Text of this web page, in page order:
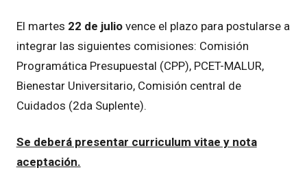
El martes 22 de juliovence el plazo para postularse a
integrar las siguientes comisiones: Comisión
Programática Presupuestal (CPP), PCET-MALUR,
Bienestar Universitario, Comisión central de
Cuidados (2da Suplente).
Se deberá presentar curriculum vitae y nota
aceptación.